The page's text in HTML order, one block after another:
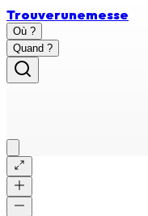
Trouverunemesse
Où ?
Quand ?